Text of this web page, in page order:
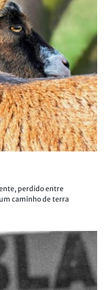
perdido entre
caminho de terra